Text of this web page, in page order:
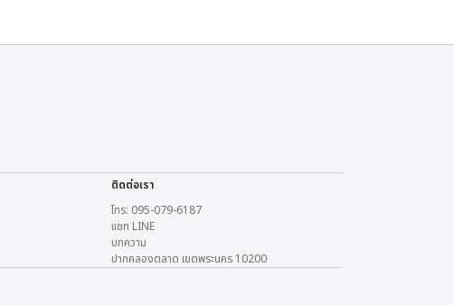
ติดต่อเรา
โทร: 095-079-6187
แชท LINE
บทความ
ปากคลองตลาด เขตพระนคร 10200